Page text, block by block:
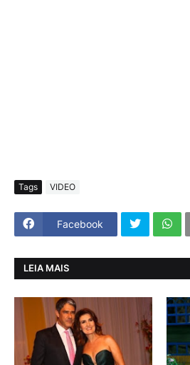
Tags VIDEO
Facebook
LEIA MAIS